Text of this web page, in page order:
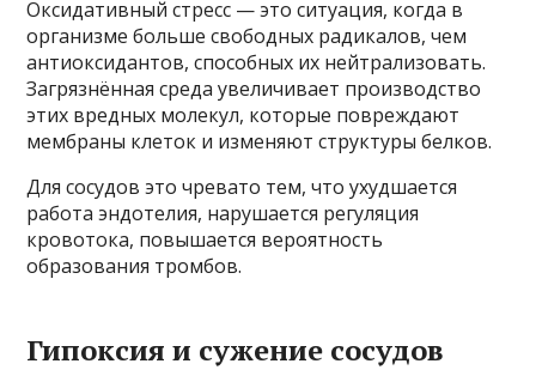
Оксидативный стресс — это ситуация, когда в
организме больше свободных радикалов, чем
антиоксидантов, способных их нейтрализовать.
Загрязнённая среда увеличивает производство
этих вредных молекул, которые повреждают
мембраны клеток и изменяют структуры белков.
Для сосудов это чревато тем, что ухудшается
работа эндотелия, нарушается регуляция
кровотока, повышается вероятность
образования тромбов.
Гипоксия и сужение сосудов